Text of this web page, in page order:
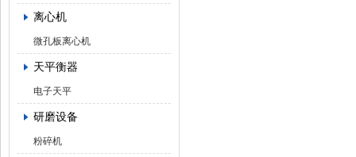
离心机
微孔板离心机
天平衡器
电子天平
研磨设备
粉碎机